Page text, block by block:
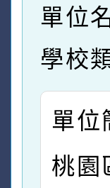
單位
學校
單位
桃園